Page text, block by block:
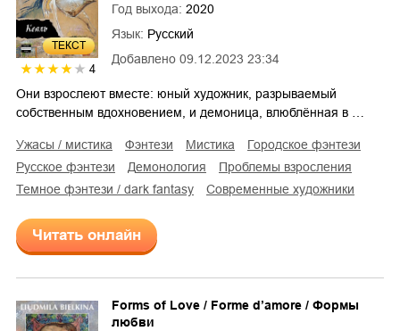
ТЕКСТ
4
Добавлено 09.12.2023 23:34
Год выхода: 2020
Язык: Русский
Они взрослеют вместе: юный художник, разрываемый
собственным вдохновением, и демоница, влюблённая в …
ужасы / мистика фэнтези мистика
городское фэнтези
русское фэнтези
демонология
проблемы взросления
темное фэнтези / dark fantasy
современные художники
Читать онлайн
Forms of Love / Forme d’amore / Формы
любви